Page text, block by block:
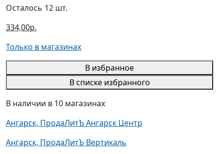
Осталось 12 шт.
334,00р.
Только в магазинах
В избранное
В списке избранного
В наличии в 10 магазинах
Ангарск, ПродаЛитЪ Ангарск Центр
Ангарск, ПродаЛитЪ Вертикаль